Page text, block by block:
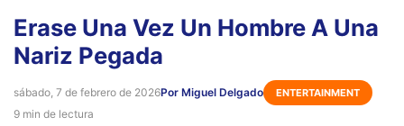
Erase Una Vez Un Hombre A Una
Nariz Pegada
sábado, 7 de febrero de 2026Por Miguel Delgado ENTERTAINMENT
9 min de lectura